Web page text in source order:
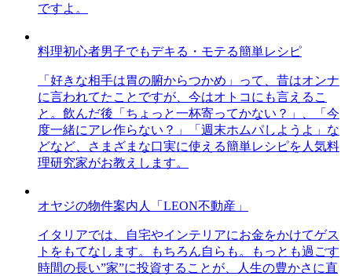
ですよ。
料理初心者男子でもデキる・モテる簡単レシピ
「好きな相手は胃の腑からつかめ」って、昔はオンナ
に言われてたことですが、今はオトコにも言えるこ
と。飲んだ後「ちょっと一杯寄ってかない？」、「今
度一緒にアレ作らない？」「週末ホムパしようよ」な
どなど、さまざまな口実に使える簡単レシピを人気料
理研究家がお教えします。
オヤジの物件案内人「LEON不動産」
イタリアでは、自宅やインテリアにお金をかけてゲス
トをもてなします。もちろん自らも。もっとも過ごす
時間の長い”家”に投資することが、人生の豊かさに直